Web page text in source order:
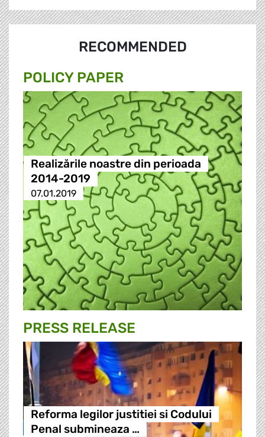
RECOMMENDED
POLICY PAPER
Realizările noastre din perioada
2014-2019
07.01.2019
PRESS RELEASE
Reforma legilor justitiei si Codului
Penal submineaza …